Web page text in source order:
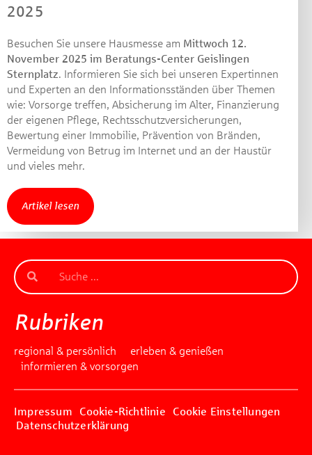
2025
Besuchen Sie unsere Hausmesse am Mittwoch 12.
November 2025 im Beratungs-Center Geislingen
Sternplatz. Informieren Sie sich bei unseren Expertinnen
und Experten an den Informationsständen über Themen
wie: Vorsorge treffen, Absicherung im Alter, Finanzierung
der eigenen Pflege, Rechtsschutzversicherungen,
Bewertung einer Immobilie, Prävention von Bränden,
Vermeidung von Betrug im Internet und an der Haustür
und vieles mehr.
Artikel lesen
Rubriken
regional & persönlich
erleben & genießen
informieren & vorsorgen
Impressum Cookie-Richtlinie
Cookie Einstellungen
Datenschutzerklärung
Dezember 2021 verlosen wir 10 Gutscheine des
von je 30 Euro.
Beantworten Sie einfach folgende Frage:
Welches Jubiläum feiert die Kreissparkasse
Göppingen in diesem Jahr?
Gewinnspiel geschlossen